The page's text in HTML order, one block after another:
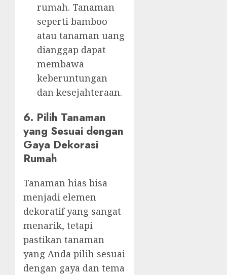
rumah. Tanaman
seperti bamboo
atau tanaman uang
dianggap dapat
membawa
keberuntungan
dan kesejahteraan.
6. Pilih Tanaman
yang Sesuai dengan
Gaya Dekorasi
Rumah
Tanaman hias bisa
menjadi elemen
dekoratif yang sangat
menarik, tetapi
pastikan tanaman
yang Anda pilih sesuai
dengan gaya dan tema